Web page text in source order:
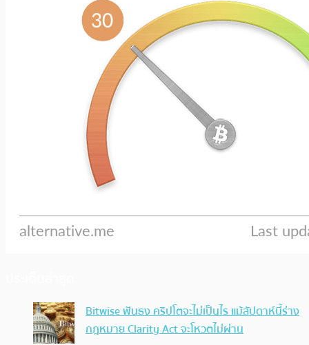
Bitwise ฟันธง คริปโตจะไม่เป็นไร แม้สัปดาห์นี้ร่าง
กฎหมาย Clarity Act จะโหวตไม่ผ่าน